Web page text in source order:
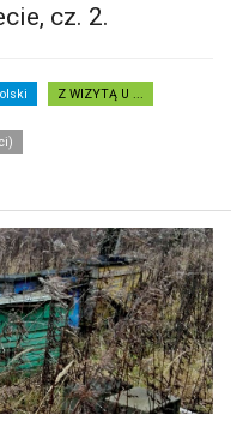
cz. 2.
Z WIZYTĄ U ...